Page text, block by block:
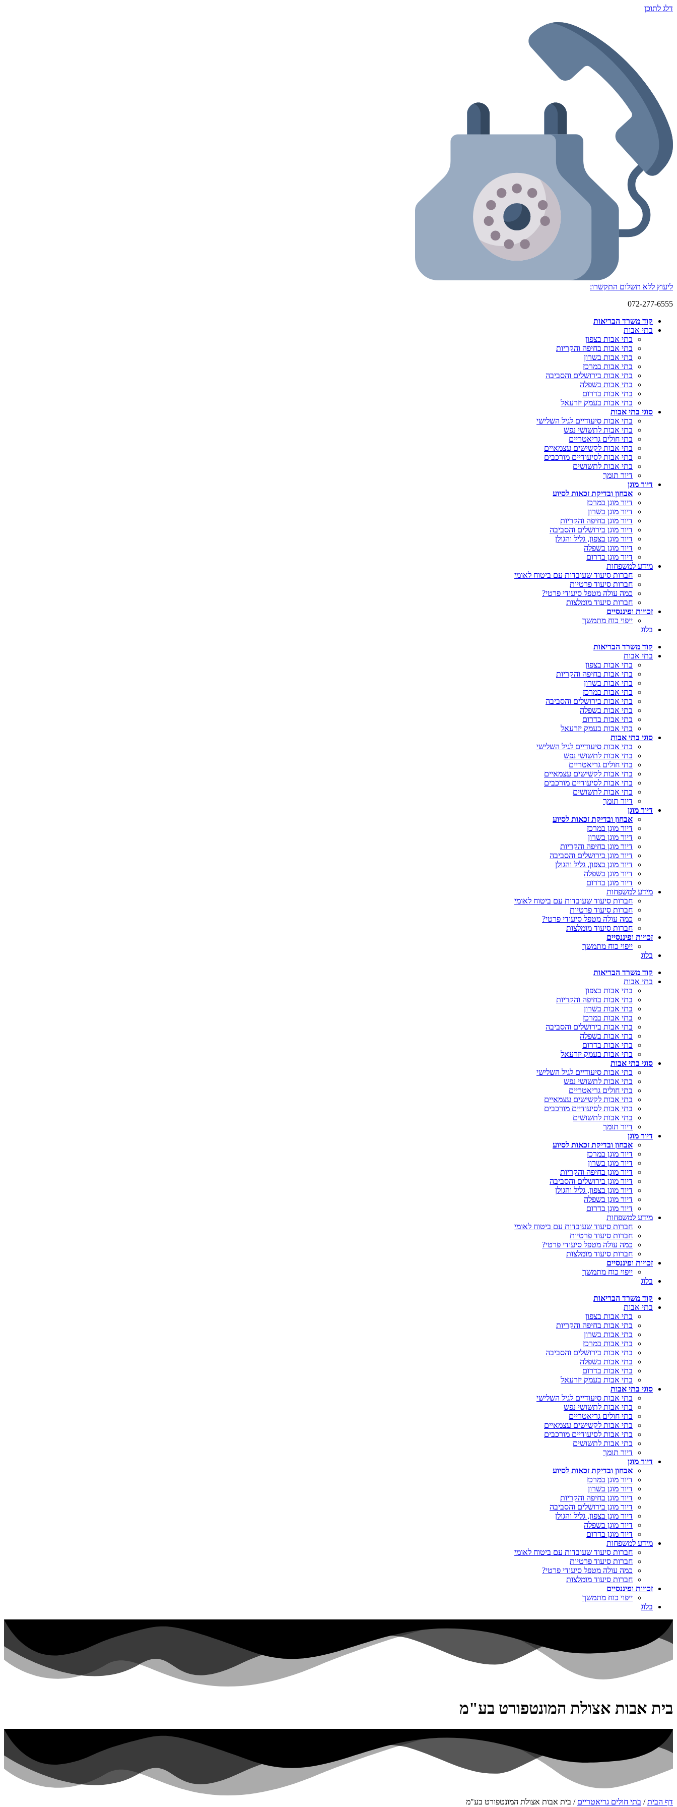
דלג לתוכן
ליעוץ ללא תשלום התקשרו:
072-277-6555
קוד משרד הבריאות
בתי אבות
בתי אבות בצפון
בתי אבות בחיפה והקריות
בתי אבות בשרון
בתי אבות במרכז
בתי אבות בירושלים והסביבה
בתי אבות בשפלה
בתי אבות בדרום
בתי אבות בעמק יזרעאל
סוגי בתי אבות
בתי אבות סיעודיים לגיל השלישי
בתי אבות לתשושי נפש
בתי חולים גריאטריים
בתי אבות לקשישים עצמאיים
בתי אבות לסיעודיים מורכבים
בתי אבות לתשושים
דיור תומך
דיור מוגן
אבחון ובדיקת זכאות לסיוע
דיור מוגן במרכז
דיור מוגן בשרון
דיור מוגן בחיפה והקריות
דיור מוגן בירושלים והסביבה
דיור מוגן בצפון, גליל והגולן
דיור מוגן בשפלה
דיור מוגן בדרום
מידע למשפחות
חברות סיעוד שעובדות עם ביטוח לאומי
חברות סיעוד פרטיות
כמה עולה מטפל סיעודי פרטי?
חברות סיעוד מומלצות
זכויות ופיננסיים
ייפוי כוח מתמשך
בלוג
קוד משרד הבריאות
בתי אבות
בתי אבות בצפון
בתי אבות בחיפה והקריות
בתי אבות בשרון
בתי אבות במרכז
בתי אבות בירושלים והסביבה
בתי אבות בשפלה
בתי אבות בדרום
בתי אבות בעמק יזרעאל
סוגי בתי אבות
בתי אבות סיעודיים לגיל השלישי
בתי אבות לתשושי נפש
בתי חולים גריאטריים
בתי אבות לקשישים עצמאיים
בתי אבות לסיעודיים מורכבים
בתי אבות לתשושים
דיור תומך
דיור מוגן
אבחון ובדיקת זכאות לסיוע
דיור מוגן במרכז
דיור מוגן בשרון
דיור מוגן בחיפה והקריות
דיור מוגן בירושלים והסביבה
דיור מוגן בצפון, גליל והגולן
דיור מוגן בשפלה
דיור מוגן בדרום
מידע למשפחות
חברות סיעוד שעובדות עם ביטוח לאומי
חברות סיעוד פרטיות
כמה עולה מטפל סיעודי פרטי?
חברות סיעוד מומלצות
זכויות ופיננסיים
ייפוי כוח מתמשך
בלוג
קוד משרד הבריאות
בתי אבות
בתי אבות בצפון
בתי אבות בחיפה והקריות
בתי אבות בשרון
בתי אבות במרכז
בתי אבות בירושלים והסביבה
בתי אבות בשפלה
בתי אבות בדרום
בתי אבות בעמק יזרעאל
סוגי בתי אבות
בתי אבות סיעודיים לגיל השלישי
בתי אבות לתשושי נפש
בתי חולים גריאטריים
בתי אבות לקשישים עצמאיים
בתי אבות לסיעודיים מורכבים
בתי אבות לתשושים
דיור תומך
דיור מוגן
אבחון ובדיקת זכאות לסיוע
דיור מוגן במרכז
דיור מוגן בשרון
דיור מוגן בחיפה והקריות
דיור מוגן בירושלים והסביבה
דיור מוגן בצפון, גליל והגולן
דיור מוגן בשפלה
דיור מוגן בדרום
מידע למשפחות
חברות סיעוד שעובדות עם ביטוח לאומי
חברות סיעוד פרטיות
כמה עולה מטפל סיעודי פרטי?
חברות סיעוד מומלצות
זכויות ופיננסיים
ייפוי כוח מתמשך
בלוג
קוד משרד הבריאות
בתי אבות
בתי אבות בצפון
בתי אבות בחיפה והקריות
בתי אבות בשרון
בתי אבות במרכז
בתי אבות בירושלים והסביבה
בתי אבות בשפלה
בתי אבות בדרום
בתי אבות בעמק יזרעאל
סוגי בתי אבות
בתי אבות סיעודיים לגיל השלישי
בתי אבות לתשושי נפש
בתי חולים גריאטריים
בתי אבות לקשישים עצמאיים
בתי אבות לסיעודיים מורכבים
בתי אבות לתשושים
דיור תומך
דיור מוגן
אבחון ובדיקת זכאות לסיוע
דיור מוגן במרכז
דיור מוגן בשרון
דיור מוגן בחיפה והקריות
דיור מוגן בירושלים והסביבה
דיור מוגן בצפון, גליל והגולן
דיור מוגן בשפלה
דיור מוגן בדרום
מידע למשפחות
חברות סיעוד שעובדות עם ביטוח לאומי
חברות סיעוד פרטיות
כמה עולה מטפל סיעודי פרטי?
חברות סיעוד מומלצות
זכויות ופיננסיים
ייפוי כוח מתמשך
בלוג
בית אבות אצולת המונטפורט בע"מ
דף הבית / בתי חולים גריאטריים / בית אבות אצולת המונטפורט בע"מ